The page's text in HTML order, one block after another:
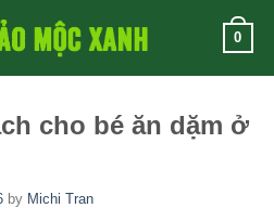
0
cho bé ăn dặm ở
by Michi Tran